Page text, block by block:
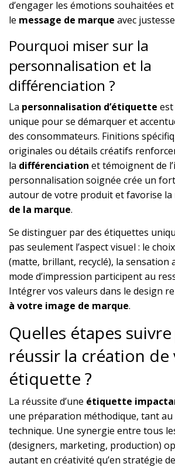
d’engager les émotions souhaitées
le message de marque avec
Pourquoi miser sur la
personnalisation et la
différenciation ?
La personnalisation d’étiquette
unique pour se démarquer et
des consommateurs. Finitions
originales ou détails créatifs
la différenciation et témoignent de
personnalisation soignée crée un
autour de votre produit et favorise la
de la marque.
Se distinguer par des étiquettes
pas seulement l’aspect visuel : le
(matte, brillant, recyclé), la sensation
mode d’impression participent au
Intégrer vos valeurs dans le design
à votre image de marque.
Quelles étapes
réussir la création
étiquette ?
La réussite d’une étiquette
une préparation méthodique, tant au
technique. Une synergie entre tous
(designers, marketing, production)
autant en créativité qu’en stratégie